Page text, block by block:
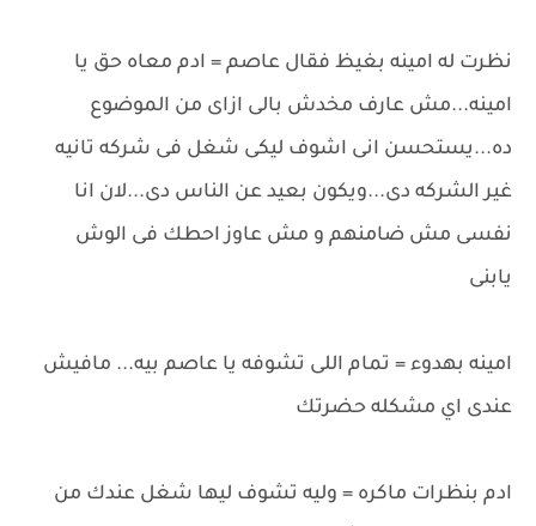
نظرت له امينه بغيظ فقال عاصم = ادم معاه حق يا
امينه...مش عارف مخدش بالى ازاى من الموضوع
ده...يستحسن انى اشوف ليكى شغل فى شركه تانيه
غير الشركه دى...ويكون بعيد عن الناس دى...لان انا
نفسى مش ضامنهم و مش عاوز احطك فى الوش
يابنى
امينه بهدوء = تمام اللى تشوفه يا عاصم بيه... مافيش
عندى اي مشكله حضرتك
ادم بنظرات ماكره = وليه تشوف ليها شغل عندك من